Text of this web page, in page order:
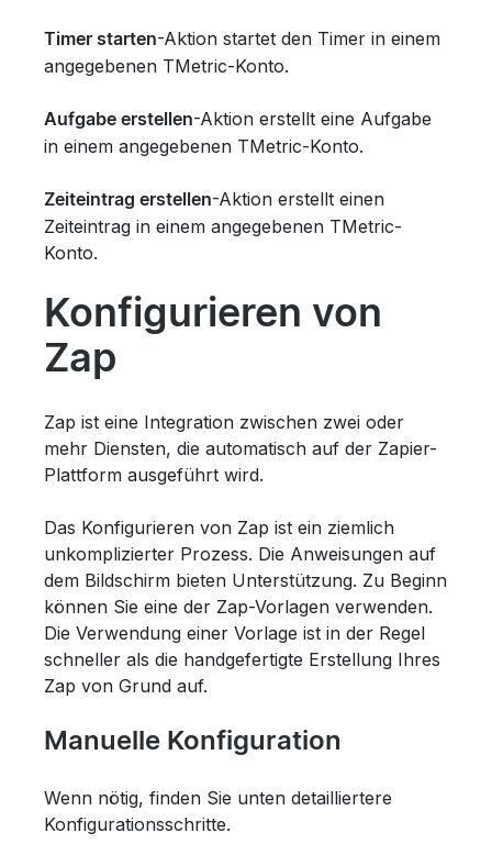
Timer starten-Aktion startet den Timer in einem
angegebenen TMetric-Konto.
Aufgabe erstellen-Aktion erstellt eine Aufgabe
in einem angegebenen TMetric-Konto.
Zeiteintrag erstellen-Aktion erstellt einen
Zeiteintrag in einem angegebenen TMetric-
Konto.
Konfigurieren von
Zap
Zap ist eine Integration zwischen zwei oder
mehr Diensten, die automatisch auf der Zapier-
Plattform ausgeführt wird.
Das Konfigurieren von Zap ist ein ziemlich
unkomplizierter Prozess. Die Anweisungen auf
dem Bildschirm bieten Unterstützung. Zu Beginn
können Sie eine der Zap-Vorlagen verwenden.
Die Verwendung einer Vorlage ist in der Regel
schneller als die handgefertigte Erstellung Ihres
Zap von Grund auf.
Manuelle Konfiguration
Wenn nötig, finden Sie unten detailliertere
Konfigurationsschritte.